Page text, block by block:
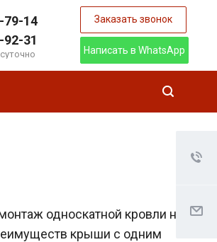
79-14
92-31
Заказать звонок
Написать в WhatsApp
односкатной кровли на
крыши с одним